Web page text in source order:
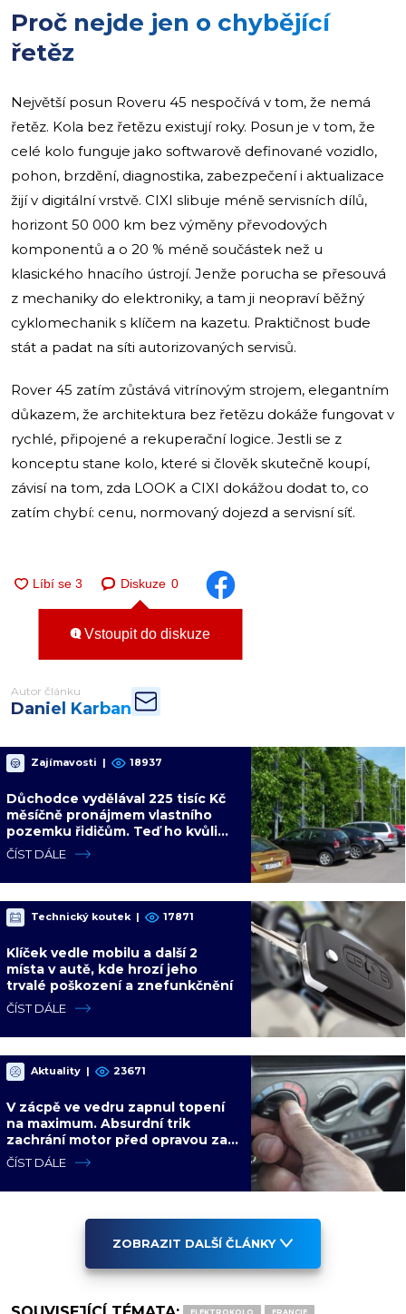
Proč nejde jen o chybějící
řetěz
Největší posun Roveru 45 nespočívá v tom, že nemá
řetěz. Kola bez řetězu existují roky. Posun je v tom, že
celé kolo funguje jako softwarově definované vozidlo,
pohon, brzdění, diagnostika, zabezpečení i aktualizace
žijí v digitální vrstvě. CIXI slibuje méně servisních dílů,
horizont 50 000 km bez výměny převodových
komponentů a o 20 % méně součástek než u
klasického hnacího ústrojí. Jenže porucha se přesouvá
z mechaniky do elektroniky, a tam ji neopraví běžný
cyklomechanik s klíčem na kazetu. Praktičnost bude
stát a padat na síti autorizovaných servisů.
Rover 45 zatím zůstává vitrínovým strojem, elegantním
důkazem, že architektura bez řetězu dokáže fungovat v
rychlé, připojené a rekuperační logice. Jestli se z
konceptu stane kolo, které si člověk skutečně koupí,
závisí na tom, zda LOOK a CIXI dokážou dodat to, co
zatím chybí: cenu, normovaný dojezd a servisní síť.
Diskuze 0
Vstoupit do diskuze
Autor článku
Daniel Karban
Zajímavosti | 18937
Důchodce vydělával 225 tisíc Kč
měsíčně pronájmem vlastního
pozemku řidičům. Teď ho kvůli
tomu čeká soud
ČÍST DÁLE
Technický koutek | 17871
Klíček vedle mobilu a další 2
místa v autě, kde hrozí jeho
trvalé poškození a znefunkčnění
ČÍST DÁLE
Aktuality | 23671
V zácpě ve vedru zapnul topení
na maximum. Absurdní trik
zachrání motor před opravou za
desítky tisíc
ČÍST DÁLE
ZOBRAZIT DALŠÍ ČLÁNKY
ELEKTROKOLO FRANCIE